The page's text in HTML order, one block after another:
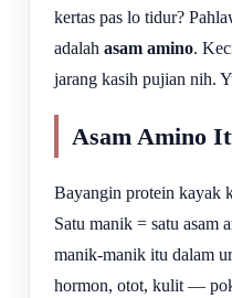
kertas pas lo tidur?
adalah asam amino.
jarang kasih pujian nih.
Asam Amino
Bayangin protein kayak
Satu manik = satu asam
manik-manik itu dalam
hormon, otot, kulit —